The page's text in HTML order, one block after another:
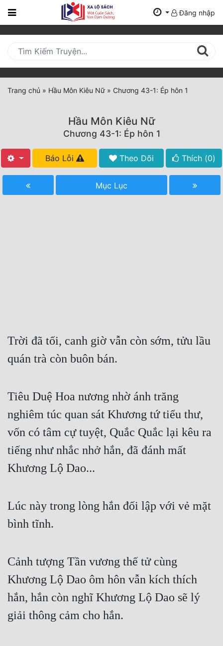
Trang
Mới
Cập
Nhật
(current)
Tất Cả
Truyện ngắn
Xa Lộ Dịch
Cung Đấu
Cạnh Kỹ
Cổ Tiên Hiệp
Cổ Đại
Du Hí
Dị Giới
Góc Nhìn Nữ
Huyền Huyễn
Đăng nhập
Trang chủ » Hầu Môn Kiêu Nữ » Chương 43-1: Ép hôn 1
Hầu Môn Kiêu Nữ
Chương 43-1: Ép hôn 1
Báo Lỗi Theo Dõi Thích (0)
Mục Lục
Trời đã tối, canh giờ vẫn còn sớm, tửu lầu
quán trà còn buôn bán.
Tiêu Duệ Hoa nương nhờ ánh trăng
nghiêm túc quan sát Khương tứ tiểu thư,
vốn có tâm cự tuyệt, Quắc Quắc lại kêu ra
tiếng như nhắc nhở hắn, đã đánh mất
Khương Lộ Dao...
Lúc này trong lòng hắn đối lập với vẻ mặt
bình tĩnh.
Cảnh tượng Tần vương thế tử cùng
Khương Lộ Dao ôm hôn vẫn kích thích
hắn, hắn còn nghĩ Khương Lộ Dao sẽ lý
giải thông cảm cho hắn.